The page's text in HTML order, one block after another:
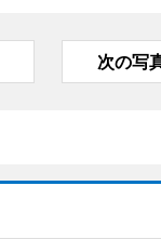
次の写